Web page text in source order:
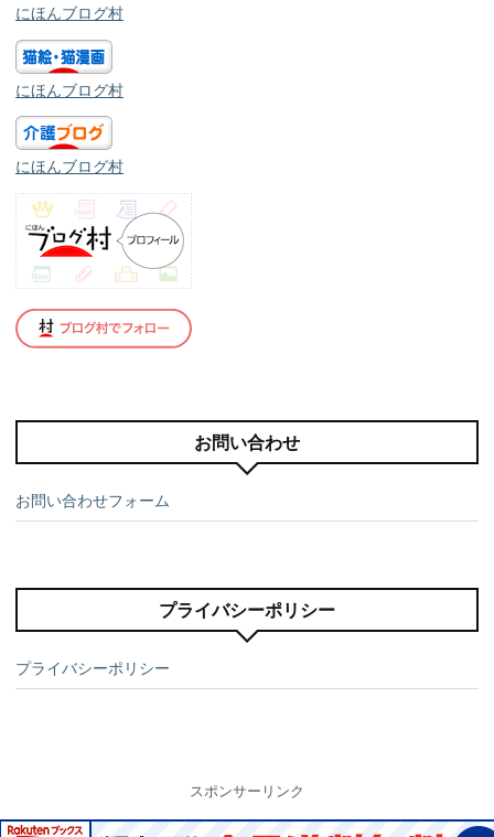
にほんブログ村
にほんブログ村
にほんブログ村
お問い合わせ
お問い合わせフォーム
プライバシーポリシー
プライバシーポリシー
スポンサーリンク